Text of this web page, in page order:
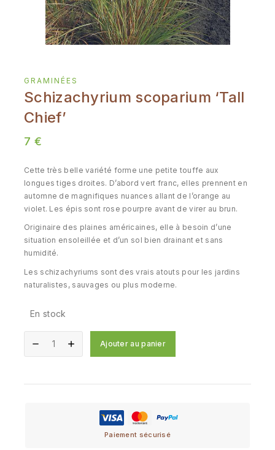
GRAMINÉES
Schizachyrium scoparium ‘Tall
Chief’
7 €
Cette très belle variété forme une petite touffe aux
longues tiges droites. D’abord vert franc, elles prennent en
automne de magnifiques nuances allant de l’orange au
violet. Les épis sont rose pourpre avant de virer au brun.
Originaire des plaines américaines, elle à besoin d’une
situation ensoleillée et d’un sol bien drainant et sans
humidité.
Les schizachyriums sont des vrais atouts pour les jardins
naturalistes, sauvages ou plus moderne.
En stock
Ajouter au panier
Paiement sécurisé